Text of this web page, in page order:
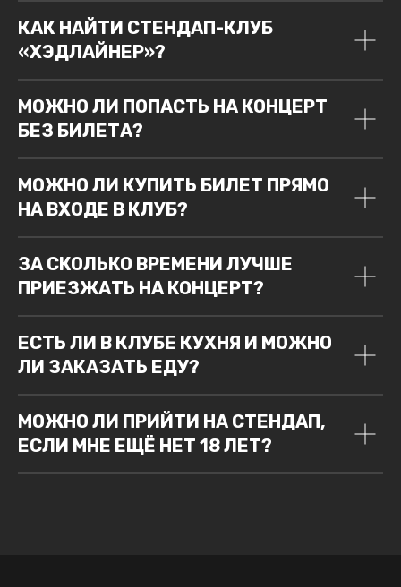
КАК НАЙТИ СТЕНДАП-КЛУБ
«ХЭДЛАЙНЕР»?
МОЖНО ЛИ ПОПАСТЬ НА КОНЦЕРТ
БЕЗ БИЛЕТА?
МОЖНО ЛИ КУПИТЬ БИЛЕТ ПРЯМО
НА ВХОДЕ В КЛУБ?
ЗА СКОЛЬКО ВРЕМЕНИ ЛУЧШЕ
ПРИЕЗЖАТЬ НА КОНЦЕРТ?
ЕСТЬ ЛИ В КЛУБЕ КУХНЯ И МОЖНО
ЛИ ЗАКАЗАТЬ ЕДУ?
МОЖНО ЛИ ПРИЙТИ НА СТЕНДАП,
ЕСЛИ МНЕ ЕЩЁ НЕТ 18 ЛЕТ?